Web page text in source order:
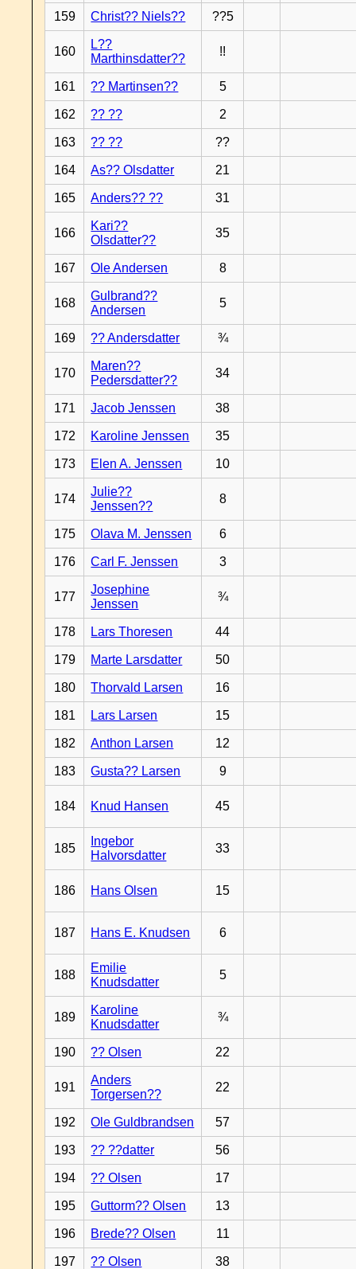
159 Christ?? Niels?? ??5
160
L??
Marthinsdatter??
!!
161 ?? Martinsen?? 5
162 ?? ?? 2
163 ?? ?? ??
164 As?? Olsdatter 21
165 Anders?? ?? 31
166
Kari??
Olsdatter??
35
167 Ole Andersen 8
168
Gulbrand??
Andersen
5
169 ?? Andersdatter ¾
170
Maren??
Pedersdatter??
34
171 Jacob Jenssen 38
172 Karoline Jenssen 35
173 Elen A. Jenssen 10
174
Julie??
Jenssen??
8
175 Olava M. Jenssen 6
176 Carl F. Jenssen 3
177
Josephine
Jenssen
¾
178 Lars Thoresen 44
179 Marte Larsdatter 50
180 Thorvald Larsen 16
181 Lars Larsen 15
182 Anthon Larsen 12
183 Gusta?? Larsen 9
184 Knud Hansen 45
185
Ingebor
Halvorsdatter
33
186 Hans Olsen 15
187 Hans E. Knudsen 6
188
Emilie
Knudsdatter
5
189
Karoline
Knudsdatter
¾
190 ?? Olsen 22
191
Anders
Torgersen??
22
192 Ole Guldbrandsen 57
193 ?? ??datter 56
194 ?? Olsen 17
195 Guttorm?? Olsen 13
196 Brede?? Olsen 11
197 ?? Olsen 38